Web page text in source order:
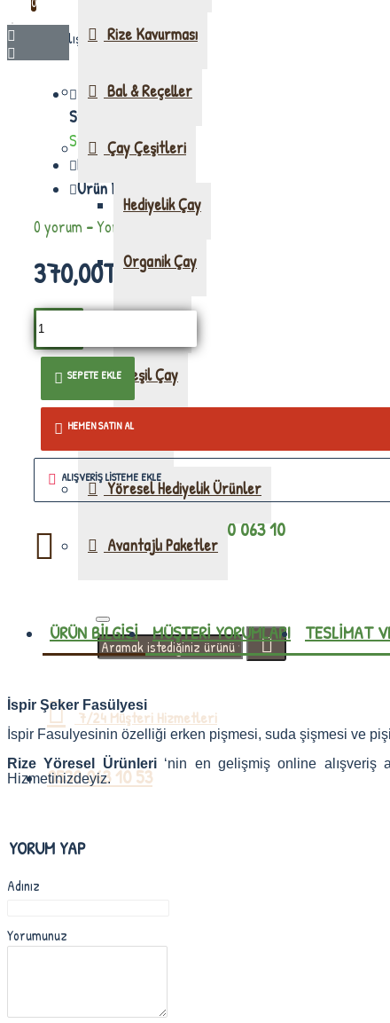
Alışveriş sepetiniz boş!
Rize Kavurması
Bal & Reçeller
Çay Çeşitleri
Hediyelik Çay
Organik Çay
Siyah Çay
Yeşil Çay
Kuru Gıda
Yöresel Hediyelik Ürünler
Avantajlı Paketler
7/24 Müşteri Hizmetleri
0530 063 10 53
Stok Durumu:
Stokta var
Marka:
Köysepetim
Ürün Kodu::
0 yorum -Yorum Yap
370,00TL
SEPETE EKLE
HEMEN SATIN AL
ALIŞVERIŞ LISTEME EKLE
Sipariş
0530 063 10
53
ÜRÜN BILGISI MÜŞTERI YORUMLARI TESLIMAT
İspir Şeker Fasülyesi
İspir Fasulyesinin özelliği erken pişmesi, suda şişmesi ve
Rize Yöresel Ürünleri‘nin en gelişmiş online alışveriş
Hizmetinizdeyiz.
YORUM YAP
Adınız
Yorumunuz